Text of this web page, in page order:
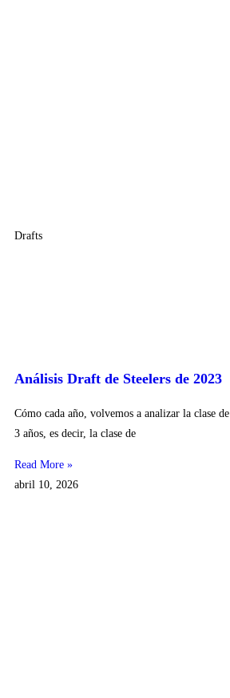
Drafts
Análisis Draft de Steelers de 2023
Cómo cada año, volvemos a analizar la clase
3 años, es decir, la clase de
Read More »
abril 10, 2026